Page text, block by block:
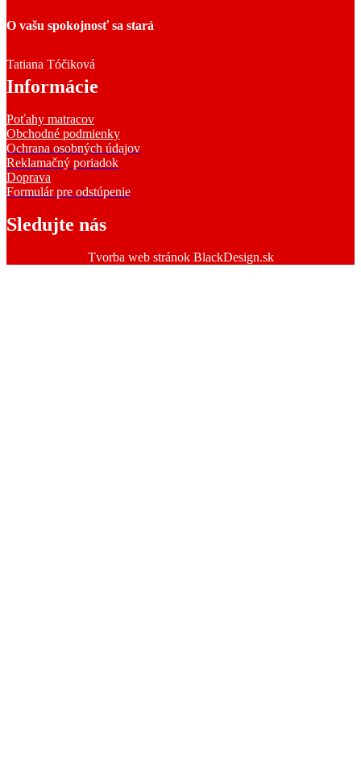
O vašu spokojnosť sa stará
Tatiana Tóčiková
Informácie
Poťahy matracov
Obchodné podmienky
Ochrana osobných údajov
Reklamačný poriadok
Doprava
Formulár pre odstúpenie
Sledujte nás
Tvorba web stránok BlackDesign.sk